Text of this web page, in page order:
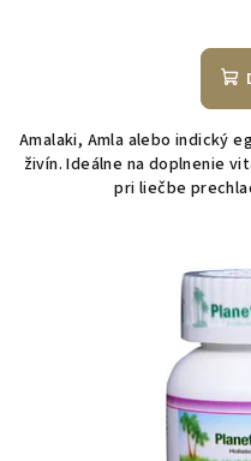
Amalaki, Amla alebo indický
živín. Ideálne na doplnenie
pri liečbe